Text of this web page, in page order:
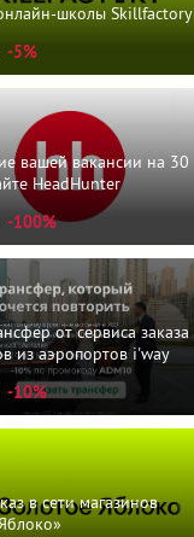
школы Skillfactory
-5%
вашей вакансии на 30
HeadHunter
-100%
от сервиса заказа
из аэропортов i'way
-10%
в сети магазинов